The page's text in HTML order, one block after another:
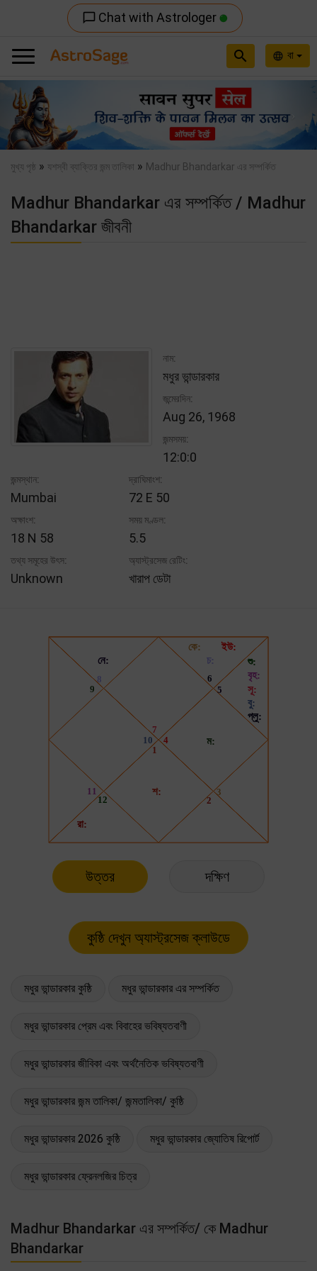
chat_bubble_outline Chat with Astrologer
language বা
search
Previous
মুখ্য পৃষ্ঠ » যশস্বী ব্যাক্তির জন্ম তালিকা » Madhur Bhandarkar এর সম্পর্কিত
Madhur Bhandarkar এর সম্পর্কিত / Madhur
Bhandarkar জীবনী
নাম:
মধুর ভান্ডারকার
জন্মেরদিন:
Aug 26, 1968
জন্মসময়:
12:0:0
জন্মস্থান:
Mumbai
দ্রাঘিমাংশ:
72 E 50
অক্ষাংশ:
18 N 58
সময় মণ্ডল:
5.5
তথ্য সমূহের উৎস:
Unknown
অ্যাস্ট্রসেজ রেটিং:
খারাপ ডেটা
উত্তর দক্ষিণ
মধুর ভান্ডারকার কুষ্ঠি মধুর ভান্ডারকার এর সম্পর্কিত
মধুর ভান্ডারকার প্রেম এবং বিবাহের ভবিষ্যতবাণী
মধুর ভান্ডারকার জীবিকা এবং অর্থনৈতিক ভবিষ্যতবাণী
মধুর ভান্ডারকার জন্ম তালিকা/ জন্মতালিকা/ কুষ্ঠি
মধুর ভান্ডারকার 2026 কুষ্ঠি মধুর ভান্ডারকার জ্যোতিষ রিপোর্ট
মধুর ভান্ডারকার ফ্রেনলজির চিত্র
Madhur Bhandarkar এর সম্পর্কিত/ কে Madhur
Bhandarkar